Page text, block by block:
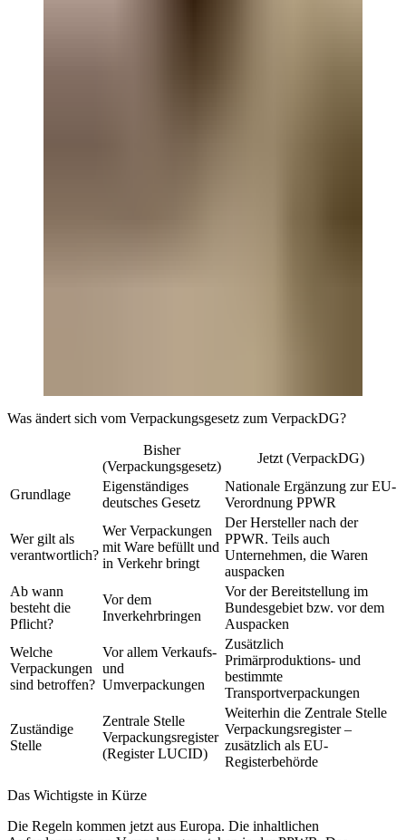
Was ändert sich vom Verpackungsgesetz zum VerpackDG?
Bisher
(Verpackungsgesetz)
Jetzt (VerpackDG)
Grundlage
Eigenständiges
deutsches Gesetz
Nationale Ergänzung zur EU-
Verordnung PPWR
Wer gilt als
verantwortlich?
Wer Verpackungen
mit Ware befüllt und
in Verkehr bringt
Der Hersteller nach der
PPWR. Teils auch
Unternehmen, die Waren
auspacken
Ab wann
besteht die
Pflicht?
Vor dem
Inverkehrbringen
Vor der Bereitstellung im
Bundesgebiet bzw. vor dem
Auspacken
Welche
Verpackungen
sind betroffen?
Vor allem Verkaufs-
und
Umverpackungen
Zusätzlich
Primärproduktions- und
bestimmte
Transportverpackungen
Zuständige
Stelle
Zentrale Stelle
Verpackungsregister
(Register LUCID)
Weiterhin die Zentrale Stelle
Verpackungsregister –
zusätzlich als EU-
Registerbehörde
Das Wichtigste in Kürze
Die Regeln kommen jetzt aus Europa. Die inhaltlichen